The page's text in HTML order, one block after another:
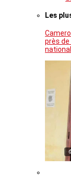
Les
près